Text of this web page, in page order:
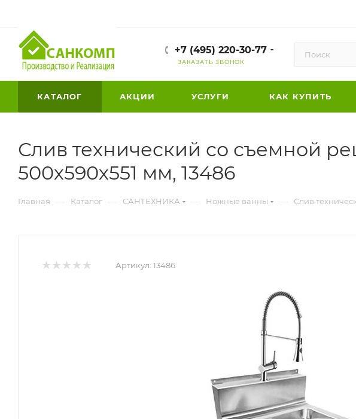
+7 (495) 220-30-77
ЗАКАЗАТЬ ЗВОНОК
КАТАЛОГ АКЦИИ УСЛУГИ КАК КУПИТЬ
Слив технический со съемной
500х590х551 мм, 13486
Главная — Каталог — САНТЕХНИКА — Ножные ванны — Слив
Артикул: 13486